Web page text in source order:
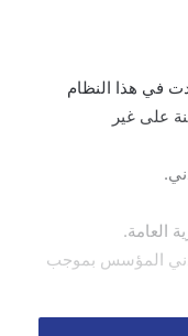
في هذا النظام
على غير
العامة.
المؤسس بموجب